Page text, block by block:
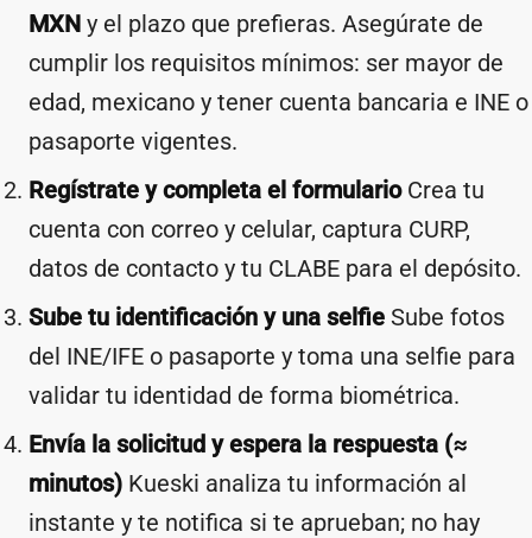
MXN y el plazo que prefieras. Asegúrate de
cumplir los requisitos mínimos: ser mayor de
edad, mexicano y tener cuenta bancaria e INE o
pasaporte vigentes.
Regístrate y completa el formularioCrea tu
cuenta con correo y celular, captura CURP,
datos de contacto y tu CLABE para el depósito.
Sube tu identificación y una selfie Sube fotos
del INE/IFE o pasaporte y toma una selfie para
validar tu identidad de forma biométrica.
Envía la solicitud y espera la respuesta (≈
minutos) Kueski analiza tu información al
instante y te notifica si te aprueban; no hay